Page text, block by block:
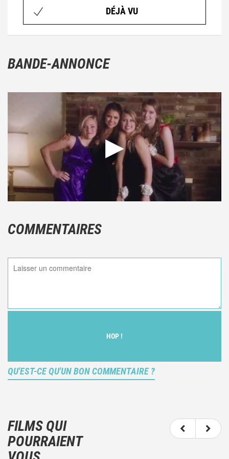
DÉJÀ VU
BANDE-ANNONCE
COMMENTAIRES
HOP !
QU'EST-CE QU'UN BON COMMENTAIRE ?
votre ressenti (et donc subjectif) du film.
N'hésitez pas à décrire clairement vos émotions
plutôt qu'à décrire le film.
FILMS QUI
POURRAIENT